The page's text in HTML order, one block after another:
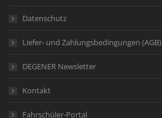
Datenschutz
Liefer- und Zahlungsbedingungen (AGB)
DEGENER Newsletter
Kontakt
Fahrschüler-Portal